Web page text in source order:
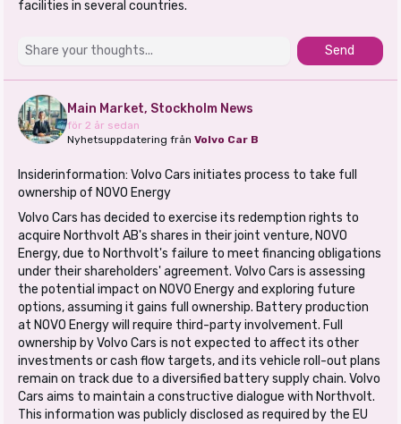
facilities in several countries.
Send
Main Market, Stockholm News
för 2 år sedan
Nyhetsuppdatering från Volvo Car B
Insiderinformation: Volvo Cars initiates process to take full
ownership of NOVO Energy
Volvo Cars has decided to exercise its redemption rights to
acquire Northvolt AB's shares in their joint venture, NOVO
Energy, due to Northvolt's failure to meet financing obligations
under their shareholders' agreement. Volvo Cars is assessing
the potential impact on NOVO Energy and exploring future
options, assuming it gains full ownership. Battery production
at NOVO Energy will require third-party involvement. Full
ownership by Volvo Cars is not expected to affect its other
investments or cash flow targets, and its vehicle roll-out plans
remain on track due to a diversified battery supply chain. Volvo
Cars aims to maintain a constructive dialogue with Northvolt.
This information was publicly disclosed as required by the EU